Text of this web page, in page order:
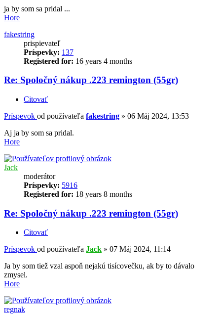
ja by som sa pridal ...
Hore
fakestring
prispievateľ
Príspevky: 137
Registered for: 16 years 4 months
Re: Spoločný nákup .223 remington (55gr)
Citovať
Príspevok od používateľa fakestring » 06 Máj 2024, 13:53
Aj ja by som sa pridal.
Hore
Jack
moderátor
Príspevky: 5916
Registered for: 18 years 8 months
Re: Spoločný nákup .223 remington (55gr)
Citovať
Príspevok od používateľa Jack » 07 Máj 2024, 11:14
Ja by som tiež vzal aspoň nejakú tisícovečku, ak by to dávalo
zmysel.
Hore
regnak